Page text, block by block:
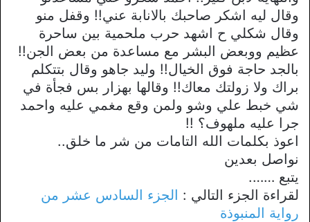
وقال ليه اشكر صاحبك بالانابة عني!! وقفل منو
وقال شكلي ح اشهد حرب ملحمية بين ساحرة
عظيم ووبعض البشر مع مساعدة من بعض الجن!!
بالجد حاجة فوق الخيال!! وليد جاهو وقال بتتكلم
براك ولا زولتك معاك!! وقالها بهزار بس فجأة في
شي خبط علي وشو ولمن وقع مغمي عليه واحمد
جرا عليه ملهوف؟ !!
اعوذ بكلمات الله التامات من شر ما خلق..
نواصل بعدين
يتبع …….
لقراءة الجزء التالي : الجزء السادس عشر من
رواية المنبوذة